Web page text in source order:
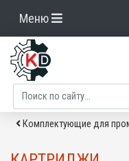
Меню
Комплектующие для